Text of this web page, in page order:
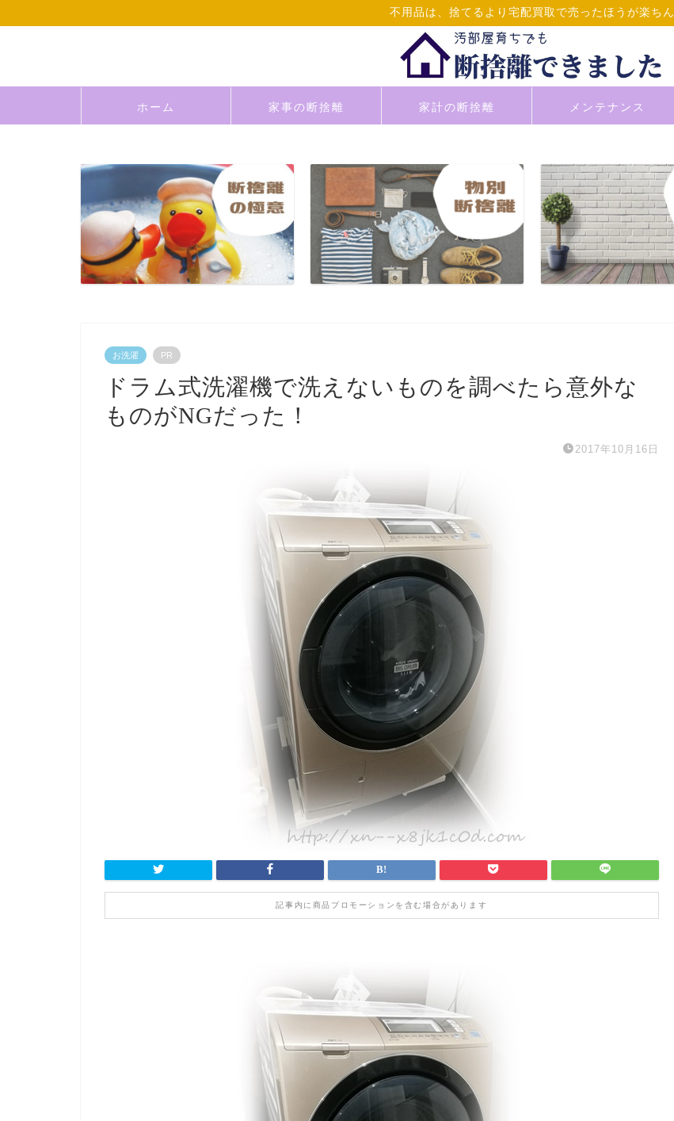
不用品は、捨てるより宅配買取で売ったほうが楽ちん
ホーム 家事の断捨離 家計の断捨離 メンテナンス
お洗濯 PR
ドラム式洗濯機で洗えないものを調べたら意外な
ものがNGだった！
2017年10月16日
記事内に商品プロモーションを含む場合があります